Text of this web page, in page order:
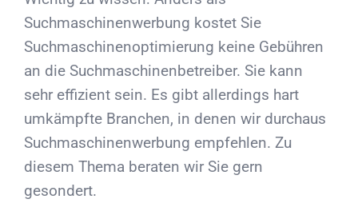
Suchmaschinenwerbung kostet Sie
Suchmaschinenoptimierung keine Gebühren
an die Suchmaschinenbetreiber. Sie kann
sehr effizient sein. Es gibt allerdings hart
umkämpfte Branchen, in denen wir durchaus
Suchmaschinenwerbung empfehlen. Zu
diesem Thema beraten wir Sie gern
gesondert.